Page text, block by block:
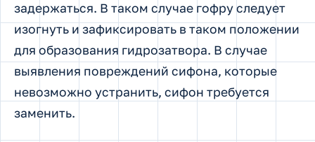
задержаться. В таком случае гофру следует
изогнуть и зафиксировать в таком положении
для образования гидрозатвора. В случае
выявления повреждений сифона, которые
невозможно устранить, сифон требуется
заменить.